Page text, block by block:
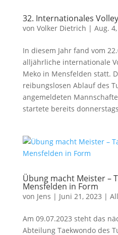
32. Internationales
von Volker Dietrich | Aug.
In diesem Jahr fand vom
alljährliche internationale
Meko in Mensfelden statt.
reibungslosen Ablauf des
angemeldeten
startete bereits
Übung macht Meister –
Mensfelden in Form
von Jens | Juni 21, 2023 |
Am 09.07.2023 steht das
Abteilung Taekwondo des